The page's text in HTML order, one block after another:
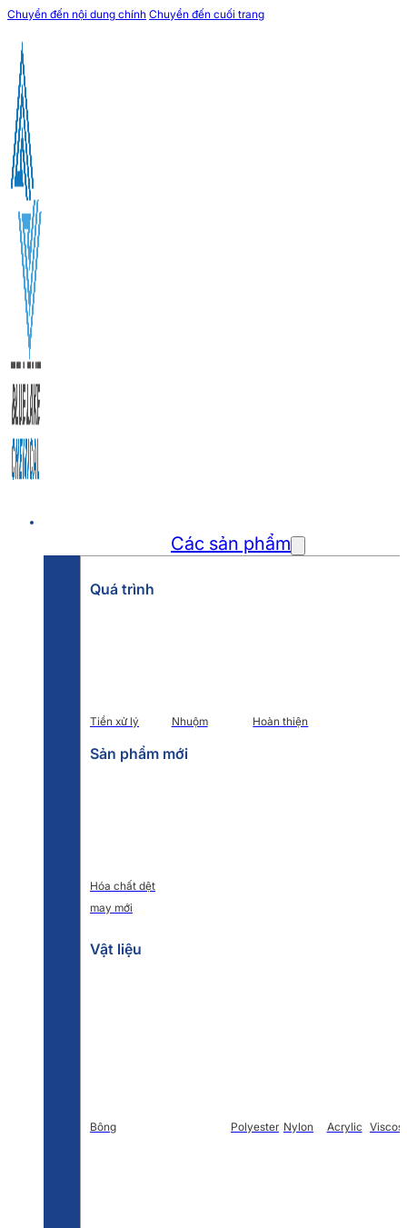
Chuyển đến nội dung chính Chuyển đến cuối trang
Các sản phẩm
Quá trình
Tiền xử lý Nhuộm Hoàn thiện
Sản phẩm mới
Hóa chất dệt
may mới
Vật liệu
Bông Polyester Nylon Acrylic